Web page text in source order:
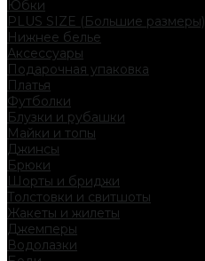
Юбки
PLUS SIZE (Большие размеры)
Нижнее белье
Аксессуары
Подарочная упаковка
Платья
Футболки
Блузки и рубашки
Майки и топы
Джинсы
Брюки
Шорты и бриджи
Толстовки и свитшоты
Жакеты и жилеты
Джемперы
Водолазки